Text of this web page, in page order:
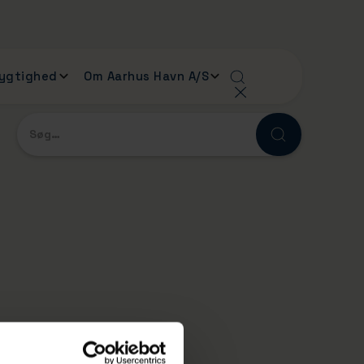
Om Aarhus Havn A/S